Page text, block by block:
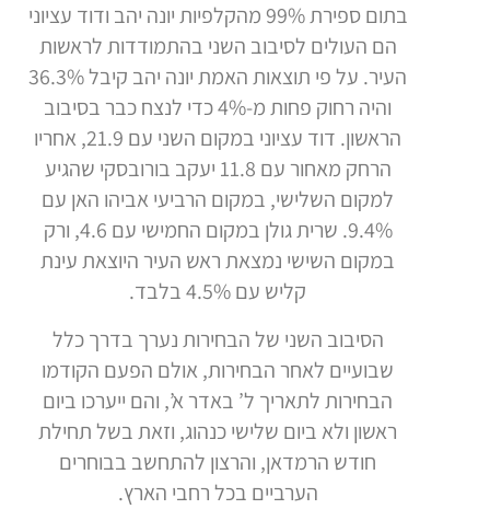
בתום ספירת 99% מהקלפיות יונה יהב ודוד עציוני
הם העולים לסיבוב השני בהתמודדות לראשות
העיר. על פי תוצאות האמת יונה יהב קיבל 36.3%
והיה רחוק פחות מ-4% כדי לנצח כבר בסיבוב
הראשון. דוד עציוני במקום השני עם 21.9, אחריו
הרחק מאחור עם 11.8 יעקב בורובסקי שהגיע
למקום השלישי, במקום הרביעי אביהו האן עם
9.4%. שרית גולן במקום החמישי עם 4.6, ורק
במקום השישי נמצאת ראש העיר היוצאת עינת
קליש עם 4.5% בלבד.
הסיבוב השני של הבחירות נערך בדרך כלל
שבועיים לאחר הבחירות, אולם הפעם הקודמו
הבחירות לתאריך ל’ באדר א’, והם ייערכו ביום
ראשון ולא ביום שלישי כנהוג, וזאת בשל תחילת
חודש הרמדאן, והרצון להתחשב בבוחרים
הערביים בכל רחבי הארץ.